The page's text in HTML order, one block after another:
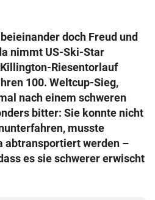
doch Freud und
nimmt US-Ski-Star
Riesentorlauf
100. Weltcup-Sieg,
nach einem schweren
bitter: Sie konnte nicht
musste
abtransportiert werden –
es sie schwerer erwischt